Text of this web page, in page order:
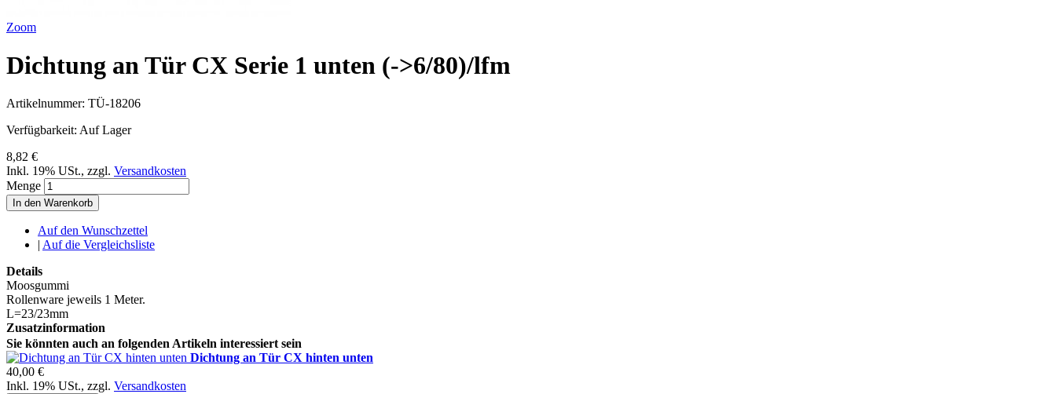
Zoom
Dichtung an Tür CX Serie 1 unten (->6/80)/lfm
Artikelnummer: TÜ-18206
Verfügbarkeit: Auf Lager
8,82 €
Inkl. 19% USt., zzgl. Versandkosten
Menge
In den Warenkorb
Auf den Wunschzettel
| Auf die Vergleichsliste
Details
Moosgummi
Rollenware jeweils 1 Meter.
L=23/23mm
Zusatzinformation
Sie könnten auch an folgenden Artikeln interessiert sein
Dichtung an Tür CX hinten unten
40,00 €
Inkl. 19% USt., zzgl. Versandkosten